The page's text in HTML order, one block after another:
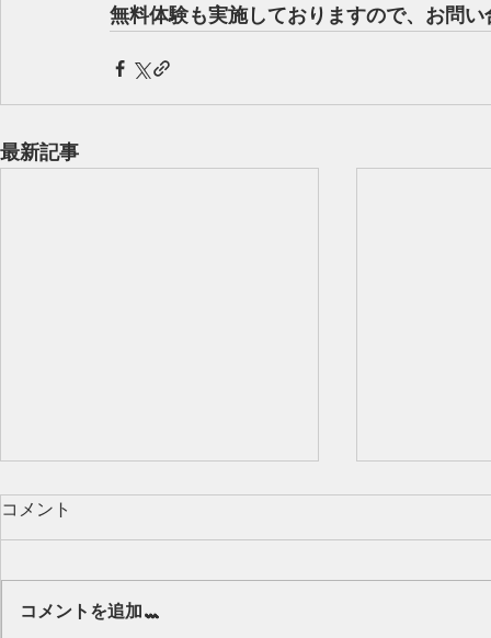
無料体験も実施しておりますので、お問
最新記事
コメント
コメントを追加…